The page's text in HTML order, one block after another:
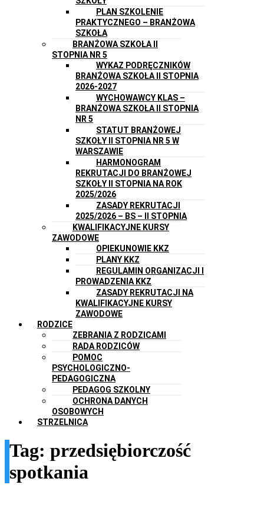
PLAN SZKOLENIE
PRAKTYCZNEGO – BRANŻOWA
SZKOŁA
BRANŻOWA SZKOŁA II
STOPNIA NR 5
WYKAZ PODRĘCZNIKÓW
BRANŻOWA SZKOŁA II STOPNIA
2026-2027
WYCHOWAWCY KLAS –
BRANŻOWA SZKOŁA II STOPNIA
NR 5
STATUT BRANŻOWEJ
SZKOŁY II STOPNIA NR 5 W
WARSZAWIE
HARMONOGRAM
REKRUTACJI DO BRANŻOWEJ
SZKOŁY II STOPNIA NA ROK
2025/2026
ZASADY REKRUTACJI
2025/2026 – BS – II STOPNIA
KWALIFIKACYJNE KURSY
ZAWODOWE
OPIEKUNOWIE KKZ
PLANY KKZ
REGULAMIN ORGANIZACJI I
PROWADZENIA KKZ
ZASADY REKRUTACJI NA
KWALIFIKACYJNE KURSY
ZAWODOWE
RODZICE
ZEBRANIA Z RODZICAMI
RADA RODZICÓW
POMOC
PSYCHOLOGICZNO-
PEDAGOGICZNA
PEDAGOG SZKOLNY
OCHRONA DANYCH
OSOBOWYCH
STRZELNICA
Tag: przedsiębiorczość
spotkania